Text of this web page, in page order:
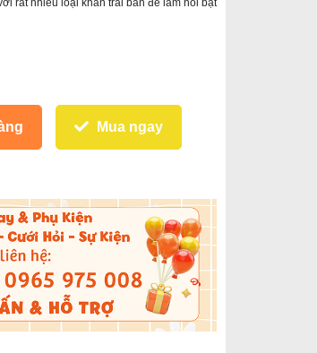
rất nhiều loại khăn trải bàn để làm nổi bật
Mua ngay